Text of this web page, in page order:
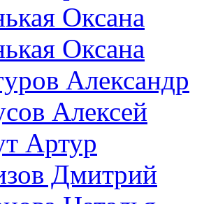
Оксана
Оксана
Александр
Алексей
Артур
Дмитрий